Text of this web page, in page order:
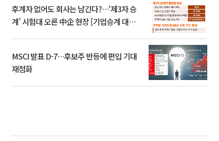
후계자 없어도 회사는 남긴다?…‘제3자 승
계’ 시험대 오른 中企 현장 [기업승계 대전
MSCI 발표 D-7…후보주 반등에 편입 기대
재점화